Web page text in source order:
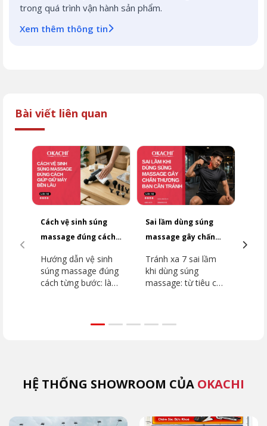
trong quá trình vận hành sản phẩm.
Xem thêm thông tin
Bài viết liên quan
Cách vệ sinh súng
massage đúng cách
Hướng dẫn vệ sinh
súng massage đúng
cách từng bước: làm
Sai lầm dùng súng
massage gây chấn
tránh
Tránh xa 7 sai lầm
khi dùng súng
massage: từ tiêu cơ
HỆ THỐNG SHOWROOM CỦA OKACHI